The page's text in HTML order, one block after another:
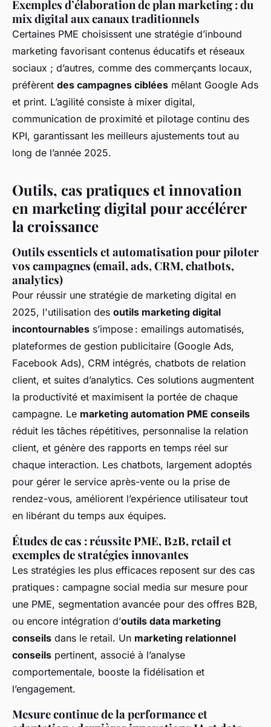
Exemples d’élaboration de plan marketing : du
mix digital aux canaux traditionnels
Certaines PME choisissent une stratégie d’inbound
marketing favorisant contenus éducatifs et réseaux
sociaux ; d’autres, comme des commerçants locaux,
préfèrent des campagnes ciblées mêlant Google Ads
et print. L’agilité consiste à mixer digital,
communication de proximité et pilotage continu des
KPI, garantissant les meilleurs ajustements tout au
long de l’année 2025.
Outils, cas pratiques et innovation
en marketing digital pour accélérer
la croissance
Outils essentiels et automatisation pour piloter
vos campagnes (email, ads, CRM, chatbots,
analytics)
Pour réussir une stratégie de marketing digital en
2025, l'utilisation des outils marketing digital
incontournables s’impose : emailings automatisés,
plateformes de gestion publicitaire (Google Ads,
Facebook Ads), CRM intégrés, chatbots de relation
client, et suites d’analytics. Ces solutions augmentent
la productivité et maximisent la portée de chaque
campagne. Le marketing automation PME conseils
réduit les tâches répétitives, personnalise la relation
client, et génère des rapports en temps réel sur
chaque interaction. Les chatbots, largement adoptés
pour gérer le service après-vente ou la prise de
rendez-vous, améliorent l’expérience utilisateur tout
en libérant du temps aux équipes.
Études de cas : réussite PME, B2B, retail et
exemples de stratégies innovantes
Les stratégies les plus efficaces reposent sur des cas
pratiques : campagne social media sur mesure pour
une PME, segmentation avancée pour des offres B2B,
ou encore intégration d’outils data marketing
conseils dans le retail. Un marketing relationnel
conseils pertinent, associé à l’analyse
comportementale, booste la fidélisation et
l’engagement.
Mesure continue de la performance et